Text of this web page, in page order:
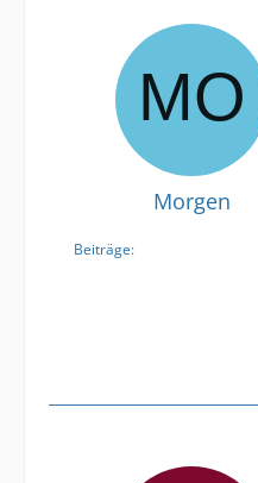
Morgen
Beiträge